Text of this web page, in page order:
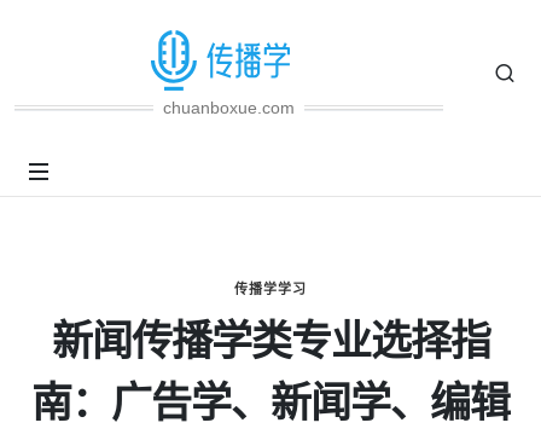
chuanboxue.com
传播学学习
新闻传播学类专业选择指
南：广告学、新闻学、编辑